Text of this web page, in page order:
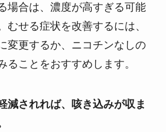
場合は、濃度が高すぎる可能
むせる症状を改善するには、
変更するか、ニコチンなしの
ることをおすすめします。
減されれば、咳き込みが収ま